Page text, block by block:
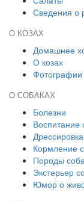
Сведения о
О КОЗАХ
Домашнее
О козах
Фотографии
О СОБАКАХ
Болезни
Воспитание
Кормление
Породы
Экстерьер
Юмор о